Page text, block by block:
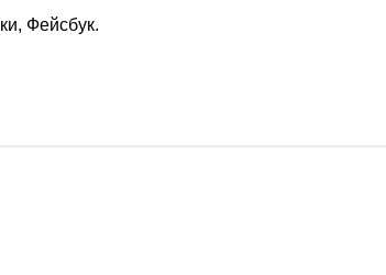
, Фейсбук.